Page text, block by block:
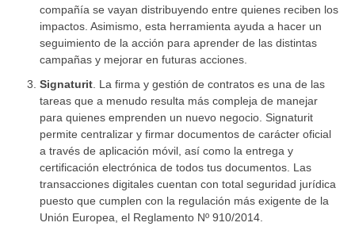
compañía se vayan distribuyendo entre quienes reciben los
impactos. Asimismo, esta herramienta ayuda a hacer un
seguimiento de la acción para aprender de las distintas
campañas y mejorar en futuras acciones.
Signaturit . La firma y gestión de contratos es una de las
tareas que a menudo resulta más compleja de manejar
para quienes emprenden un nuevo negocio. Signaturit
permite centralizar y firmar documentos de carácter oficial
a través de aplicación móvil, así como la entrega y
certificación electrónica de todos tus documentos. Las
transacciones digitales cuentan con total seguridad jurídica
puesto que cumplen con la regulación más exigente de la
Unión Europea, el Reglamento Nº 910/2014.